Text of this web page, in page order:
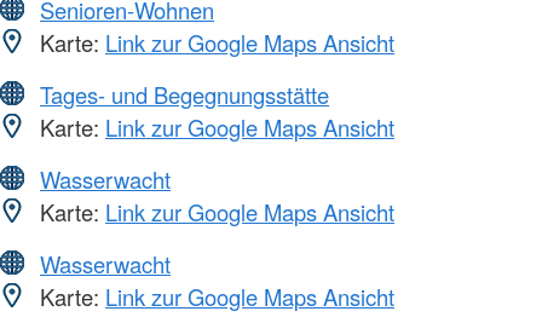
Senioren-Wohnen
Karte: Link zur Google Maps Ansicht
Tages- und Begegnungsstätte
Karte: Link zur Google Maps Ansicht
Wasserwacht
Karte: Link zur Google Maps Ansicht
Wasserwacht
Karte: Link zur Google Maps Ansicht